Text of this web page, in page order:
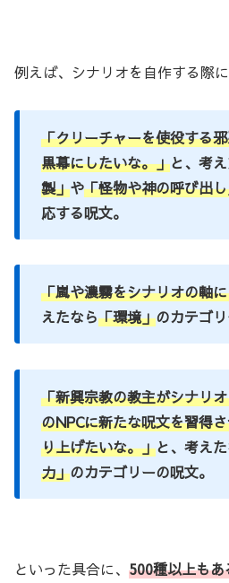
例えば、シナリオを自作する際
「クリーチャーを使役する
黒幕にしたいな。」と、考
製」や「怪物や神の呼び出
応する呪文。
「嵐や濃霧をシナリオの軸
えたなら「環境」のカテゴリ
「新興宗教の教主がシナリ
のNPCに新たな呪文を習得
り上げたいな。」と、考え
力」のカテゴリーの呪文。
といった具合に、 500種以上も